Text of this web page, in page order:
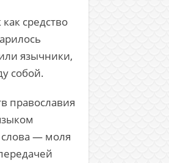
средство
язычники,
собой.
православия
слова — моля